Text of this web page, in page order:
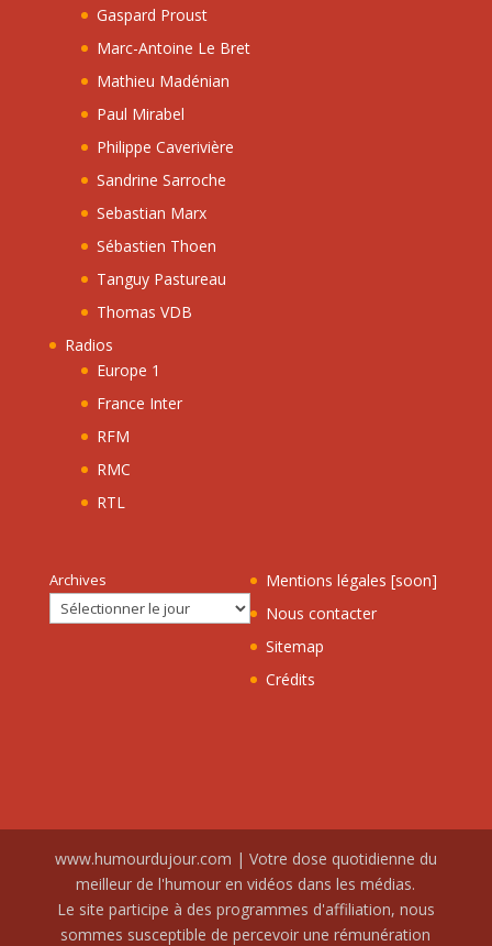
Gaspard Proust
Marc-Antoine Le Bret
Mathieu Madénian
Paul Mirabel
Philippe Caverivière
Sandrine Sarroche
Sebastian Marx
Sébastien Thoen
Tanguy Pastureau
Thomas VDB
Radios
Europe 1
France Inter
RFM
RMC
RTL
Archives
Mentions légales [soon]
Nous contacter
Sitemap
Crédits
www.humourdujour.com | Votre dose quotidienne du
meilleur de l'humour en vidéos dans les médias.
Le site participe à des programmes d'affiliation, nous
sommes susceptible de percevoir une rémunération